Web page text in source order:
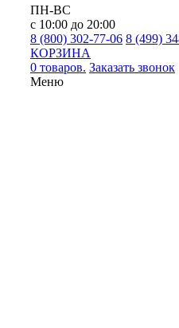
ПН-ВС
с 10:00 до 20:00
8 (800) 302-77-06 8 (499)
КОРЗИНА
0 товаров. Заказать звонок
Меню